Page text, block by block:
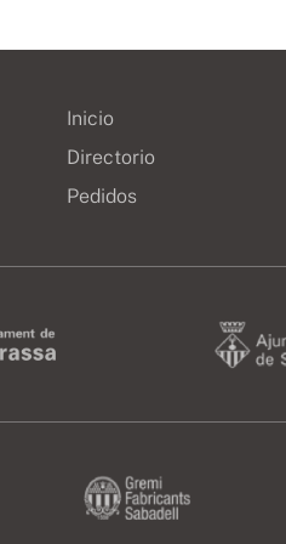
Inicio
Directorio
Pedidos